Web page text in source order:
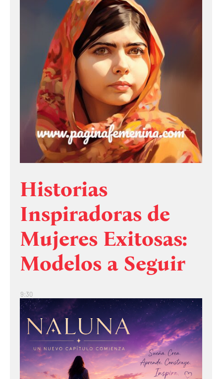
Historias
Inspiradoras de
Mujeres Exitosas:
Modelos a Seguir
9:30